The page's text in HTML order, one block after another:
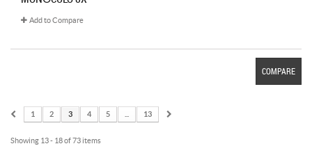
Add to Compare
COMPARE
1 2 3 4 5 13
Showing 13 - 18 of 73 items